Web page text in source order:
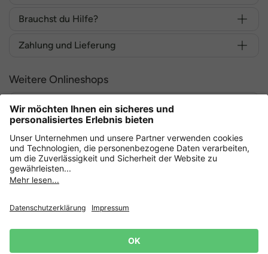
Brauchst du Hilfe?
Zahlung und Lieferung
Weitere Onlineshops
Deutschland
Sicher einkaufen mit
AGB